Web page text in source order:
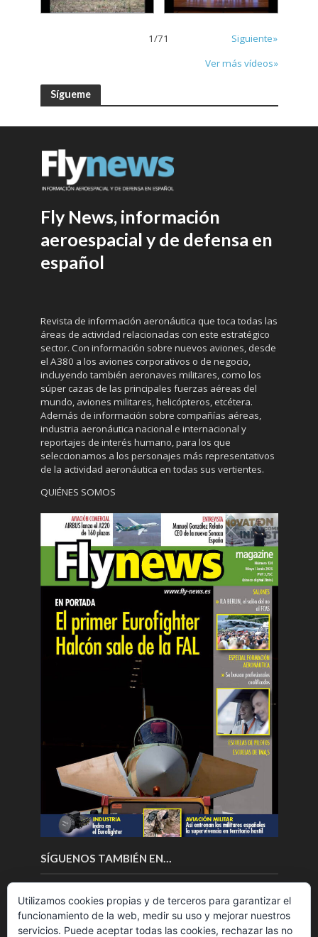
1/71
Siguiente»
Ver más vídeos»
Sígueme
Fly News, información
aeroespacial y de defensa en
español
Revista de información aeronáutica que toca todas las
áreas de actividad relacionadas con este estratégico
sector. Con información sobre nuevos aviones, desde
el A380 a los aviones corporativos o de negocio,
incluyendo también aeronaves militares, como los
súper cazas de las principales fuerzas aéreas del
mundo, aviones militares, helicópteros, etcétera.
Además de información sobre compañías aéreas,
industria aeronáutica nacional e internacional y
reportajes de interés humano, para los que
seleccionamos a los personajes más representativos
de la actividad aeronáutica en todas sus vertientes.
QUIÉNES SOMOS
SÍGUENOS TAMBIÉN EN…
Utilizamos cookies propias y de terceros para garantizar el
funcionamiento de la web, medir su uso y mejorar nuestros
servicios. Puede aceptar todas las cookies, rechazar las no